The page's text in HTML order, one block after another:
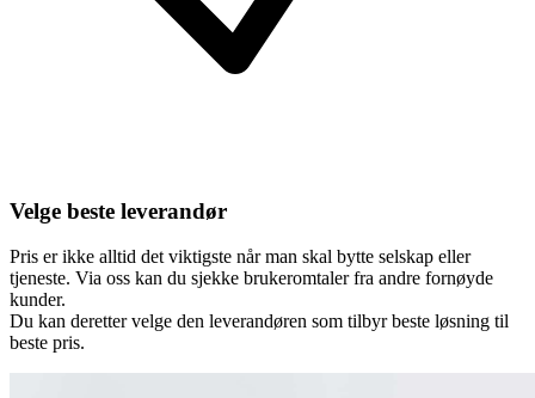
Velge beste leverandør
Pris er ikke alltid det viktigste når man skal bytte selskap eller
tjeneste. Via oss kan du sjekke brukeromtaler fra andre fornøyde
kunder.
Du kan deretter velge den leverandøren som tilbyr beste løsning til
beste pris.